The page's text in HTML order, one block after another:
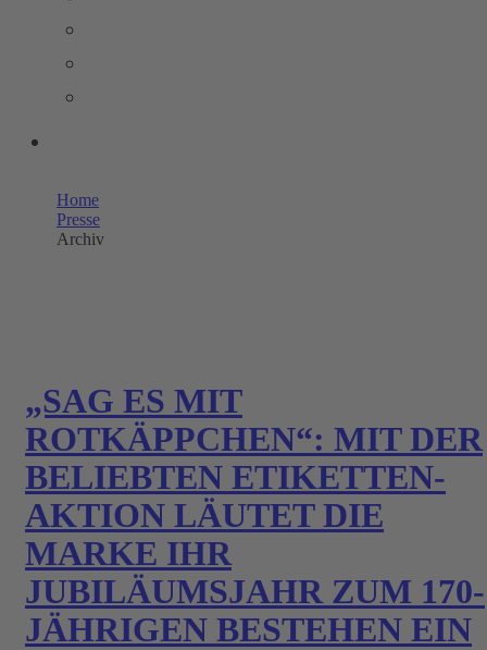
Home
Presse
Archiv
„SAG ES MIT
ROTKÄPPCHEN“: MIT DER
BELIEBTEN ETIKETTEN-
AKTION LÄUTET DIE
MARKE IHR
JUBILÄUMSJAHR ZUM 170-
JÄHRIGEN BESTEHEN EIN